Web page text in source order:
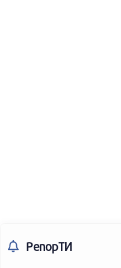
РепорТИ